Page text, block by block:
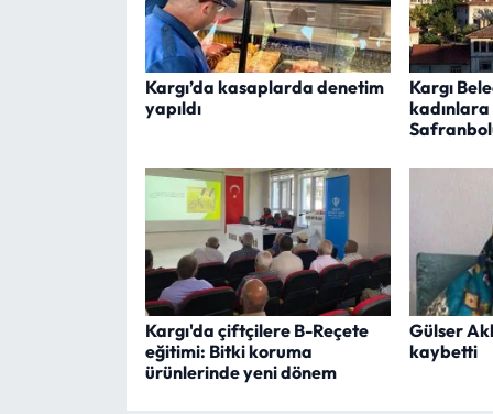
Kargı’da kasaplarda denetim
yapıldı
Kargı
Kargı'da çiftçilere B-Reçete
eğitimi: Bitki koruma
ürünlerinde yeni dönem
Gülser
kaybetti